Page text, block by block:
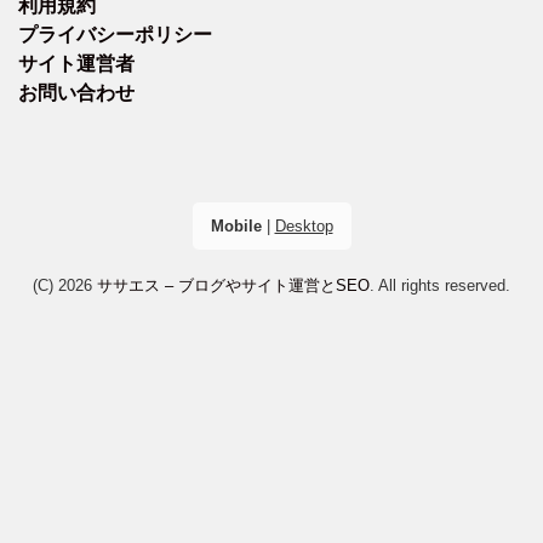
利用規約
プライバシーポリシー
サイト運営者
お問い合わせ
Mobile| Desktop
(C) 2026 ササエス – ブログやサイト運営とSEO. All rights reserved.